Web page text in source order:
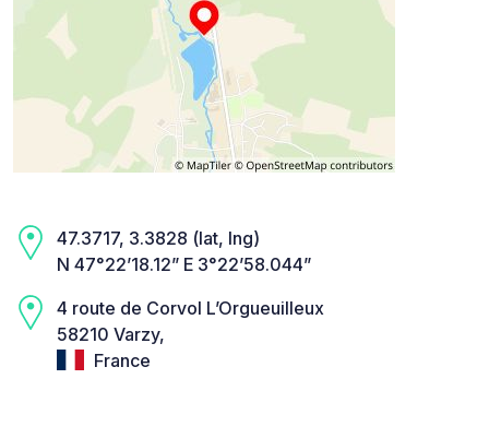
47.3717, 3.3828 (lat, lng)
N 47°22’18.12” E 3°22’58.044”
4 route de Corvol L’Orgueuilleux
58210 Varzy,
France